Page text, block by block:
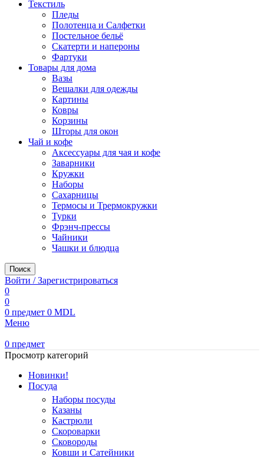
Текстиль
Пледы
Полотенца и Салфетки
Постельное бельё
Скатерти и напероны
Фартуки
Товары для дома
Вазы
Вешалки для одежды
Картины
Ковры
Корзины
Шторы для окон
Чай и кофе
Аксессуары для чая и кофе
Заварники
Кружки
Наборы
Сахарницы
Термосы и Трермокружки
Турки
Фрэнч-прессы
Чайники
Чашки и блюдца
Поиск
Войти / Зарегистрироваться
0
0
0 предмет 0 MDL
Меню
0 предмет
Просмотр категорий
Новинки!
Посуда
Наборы посуды
Казаны
Кастрюли
Скороварки
Сковороды
Ковши и Сатейники